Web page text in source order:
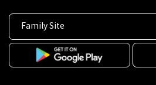
Family Site